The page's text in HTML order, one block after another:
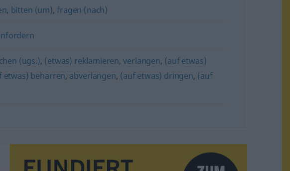
, bitten (um),fragen (nach)
(ugs.), (etwas) reklamieren,verlangen, (auf etwas)
etwas) beharren, abverlangen, (auf etwas) dringen, (auf